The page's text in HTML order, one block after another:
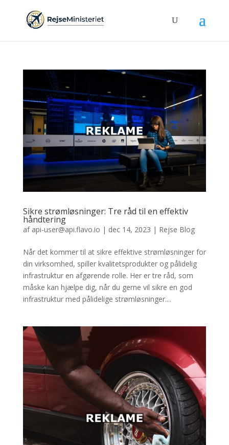
Sikre strømløsninger: Tre råd til en effektiv
håndtering
af api-user@api.flavo.io | dec 14, 2023 | Rejse Blog
Når det kommer til at sikre effektive strømløsninger for
din virksomhed, spiller kvalitetsprodukter og pålidelig
infrastruktur en afgørende rolle. Her er tre råd, som
måske kan hjælpe dig, når du gerne vil sikre en god
infrastruktur med pålidelige strømløsninger....